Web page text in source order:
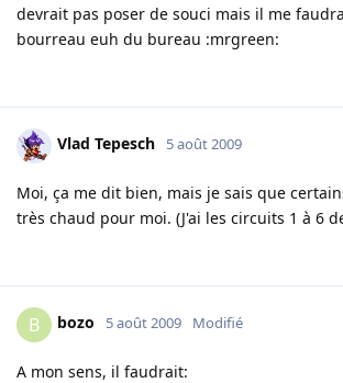
devrait pas poser de souci mais il me
bourreau euh du bureau :mrgreen:
Vlad Tepesch 5 août 2009
Moi, ça me dit bien, mais je sais que
très chaud pour moi. (J'ai les circuits 1 à 6
B bozo 5 août 2009 Modifié
A mon sens, il faudrait: